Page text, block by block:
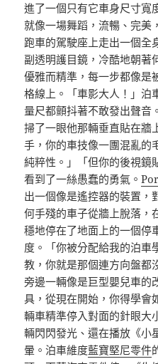
進了一個只有它車身尺寸寬
就像一場舞蹈，流暢、完美
跑車的駕駛座上走出一個全
副透明護目鏡，冷酷地朝著
優雅而精準，每一步都像是
格線上。「車影大人！」泊
量尺都顫抖著不敢發出聲音
掃了一眼他那輛垂直貼在牆
手，你的車技像一團混亂的
純粹性。」「但你的後視
看到了一絲愚蠢的勇氣。
出一個像是遙控器的裝置，
何手殘的車子從牆上脫落，
穩地停在了地面上的一個
度。「你被分配給我的泊車
教，你就是那個連方向盤都
旁邊一輛像是巨型嬰兒車的
具，從現在開始，你得學會
輛車精準停入對面的針眼大
輛閃閃發光、還在播放《小
暈。泊車維度藍寶堅尼零件